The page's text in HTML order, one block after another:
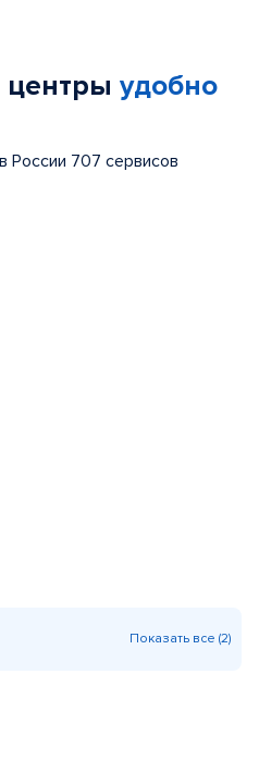
центры удобно
России 707 сервисов
Показать все (2)